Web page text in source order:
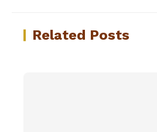
Related Posts